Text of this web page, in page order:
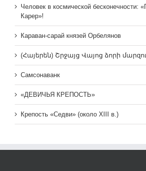
Человек в космической бесконечности:
Карер»!
Караван-сарай князей Орбелянов
(Հայերեն) Շրջայց Վայոց ձորի
Самсонаванк
«ДЕВИЧЬЯ КРЕПОСТЬ»
Крепость «Седви» (около XIII в.)